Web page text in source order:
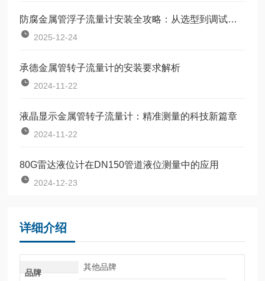
防腐金属管浮子流量计安装全攻略：从选型到调试的完整指南
2025-12-24
承德金属管转子流量计的安装要求解析
2024-11-22
液晶显示金属管转子流量计：精准测量的科技新篇章
2024-11-22
80G雷达液位计在DN150管道液位测量中的应用
2024-12-23
详细介绍
品牌
其他品牌